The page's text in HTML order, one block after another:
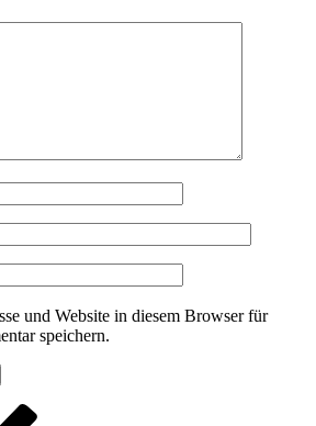
und Website in diesem Browser für
speichern.